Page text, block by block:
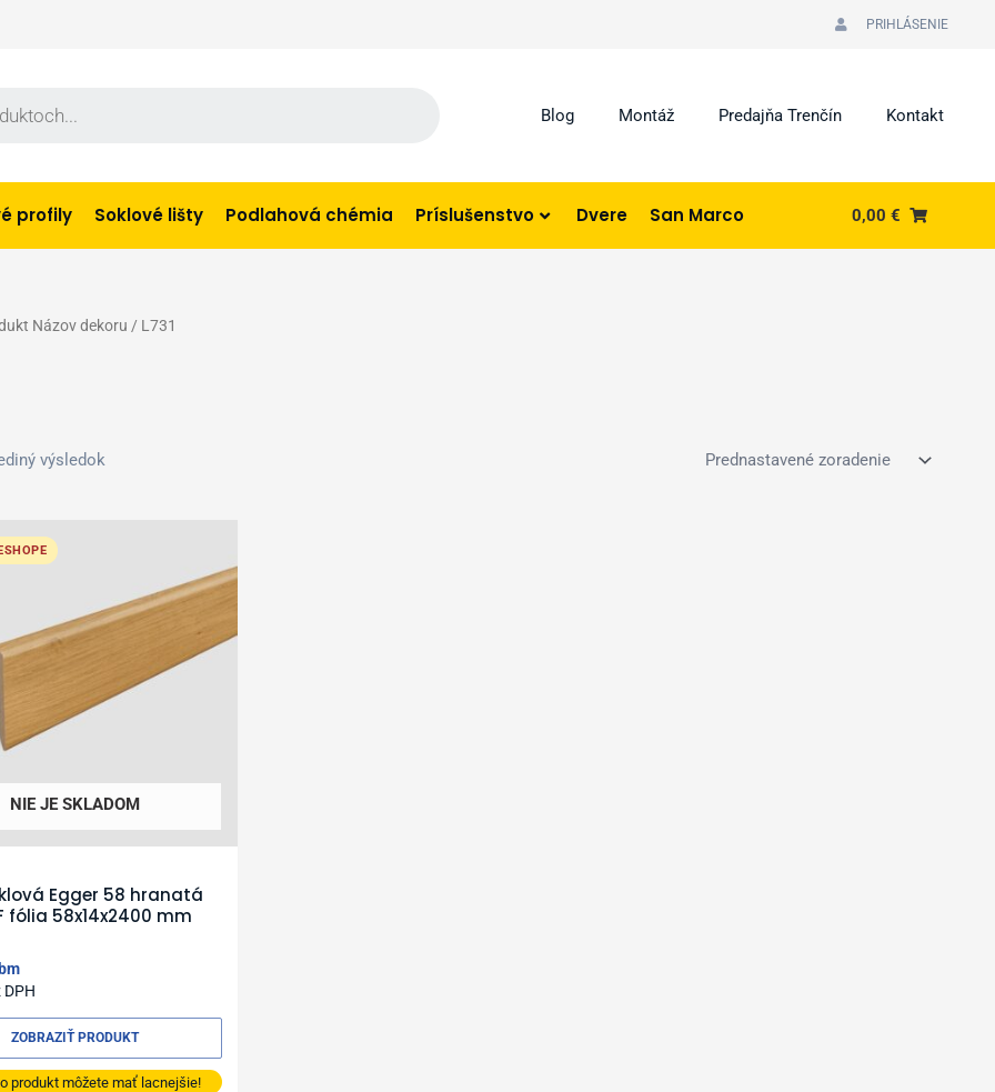
PRIHLÁSENIE
Blog Montáž Predajňa Trenčín Kontakt
profily Soklové lišty Podlahová chémia Príslušenstvo Dvere San Marco 0,00€
Názov dekoru / L731
výsledok
NIE JE SKLADOM
Egger 58 hranatá
fólia 58x14x2400 mm
bm
DPH
produkt môžete mať lacnejšie!
ZOBRAZIŤ PRODUKT